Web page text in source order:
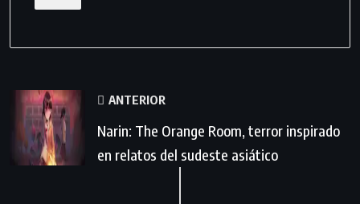
ANTERIOR
Narin: The Orange Room, terror inspirado
en relatos del sudeste asiático